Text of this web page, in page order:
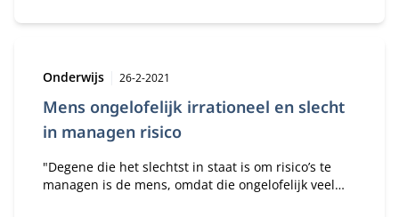
Mens ongelofelijk irrationeel en slecht
in managen risico
Type:
Onderwijs Publicatiedatum:
26-2-2021
"Degene die het slechtst in staat is om risico’s te
managen is de mens, omdat die ongelofelijk veel